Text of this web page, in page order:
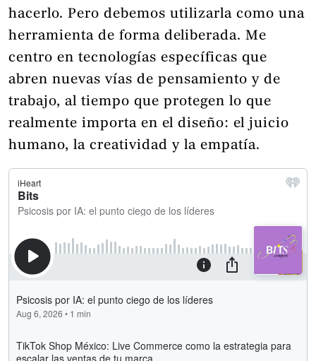
hacerlo. Pero debemos utilizarla como una
herramienta de forma deliberada. Me
centro en tecnologías específicas que
abren nuevas vías de pensamiento y de
trabajo, al tiempo que protegen lo que
realmente importa en el diseño: el juicio
humano, la creatividad y la empatía.